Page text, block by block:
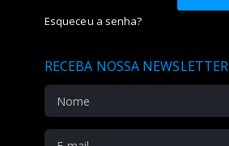
Esqueceu a senha?
RECEBA NOSSA NEWSLETTER